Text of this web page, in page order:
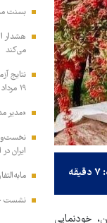
خودنمایی
بسنت
هشدار
می‌کند
نتایج
۱۹ مرداد
«مدیر
ایران
نشست